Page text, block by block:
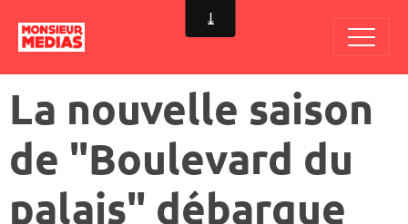
La nouvelle saison
de "Boulevard du
palais" débarque